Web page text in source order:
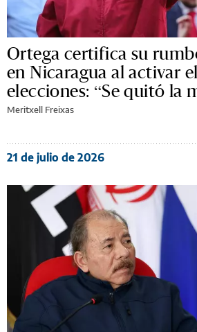
Ortega certifica su
en Nicaragua al activar
elecciones: “Se quitó la
Meritxell Freixas
21 de julio de 2026